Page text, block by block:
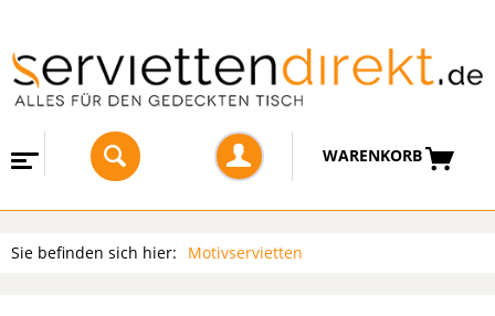
WARENKORB
Sie befinden sich hier: Motivservietten